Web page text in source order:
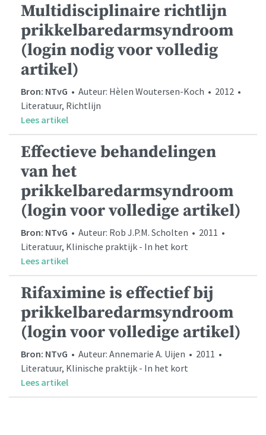
Multidisciplinaire richtlijn
prikkelbaredarmsyndroom
(login nodig voor volledig
artikel)
Bron: NTvG • Auteur: Hèlen Woutersen-Koch • 2012 •
Literatuur, Richtlijn
Lees artikel
Effectieve behandelingen
van het
prikkelbaredarmsyndroom
(login voor volledige artikel)
Bron: NTvG • Auteur: Rob J.P.M. Scholten • 2011 •
Literatuur, Klinische praktijk - In het kort
Lees artikel
Rifaximine is effectief bij
prikkelbaredarmsyndroom
(login voor volledige artikel)
Bron: NTvG • Auteur: Annemarie A. Uijen • 2011 •
Literatuur, Klinische praktijk - In het kort
Lees artikel